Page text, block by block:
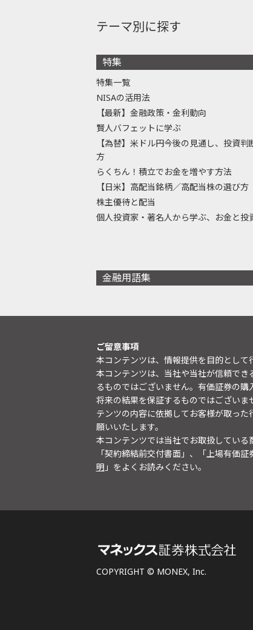
テーマ別に探す
特集
特集一覧
NISAの活用法
【最新】金融政策・金利動向
賢人バフェットに学ぶ
【為替】米ドル円今後の見通し、投資判
方
らくちん！積立でお金を増やす方法
【日米】高配当銘柄／高配当株の選び方
株主優待と配当
個人投資家・著名人から学ぶ、お金と投
金融用語集
ご留意事項
本コンテンツは、情報提供を目的として
本コンテンツは、当社や当社が信頼で
るものではございません。有価証券の
将来の結果を保証するものではござい
テンツの内容に依拠してお客様が取っ
願いいたします。
本コンテンツでは当社でお取扱してい
「契約締結前交付書面」、「上場有価
明 」をよくお読みください。
COPYRIGHT © MONEX, Inc.